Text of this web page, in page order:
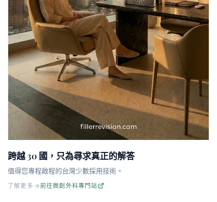
跨越 30 國，只為尋求真正的解答
值得您專程啟程的台灣少數採用技術。
了解更多 前往微創外科專門站